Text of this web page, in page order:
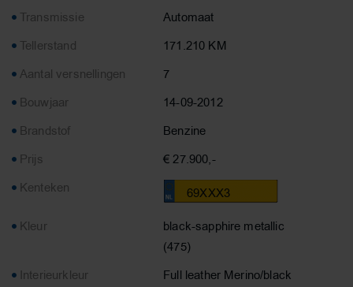
Transmissie
Automaat
Tellerstand
171.210 KM
Aantal versnellingen
7
Bouwjaar
14-09-2012
Brandstof
Benzine
Prijs
€ 27.900,-
Kenteken
69XXX3
Kleur
black-sapphire metallic
(475)
Interieurkleur
Full leather Merino/black